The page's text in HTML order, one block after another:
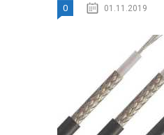
0 01.11.2019